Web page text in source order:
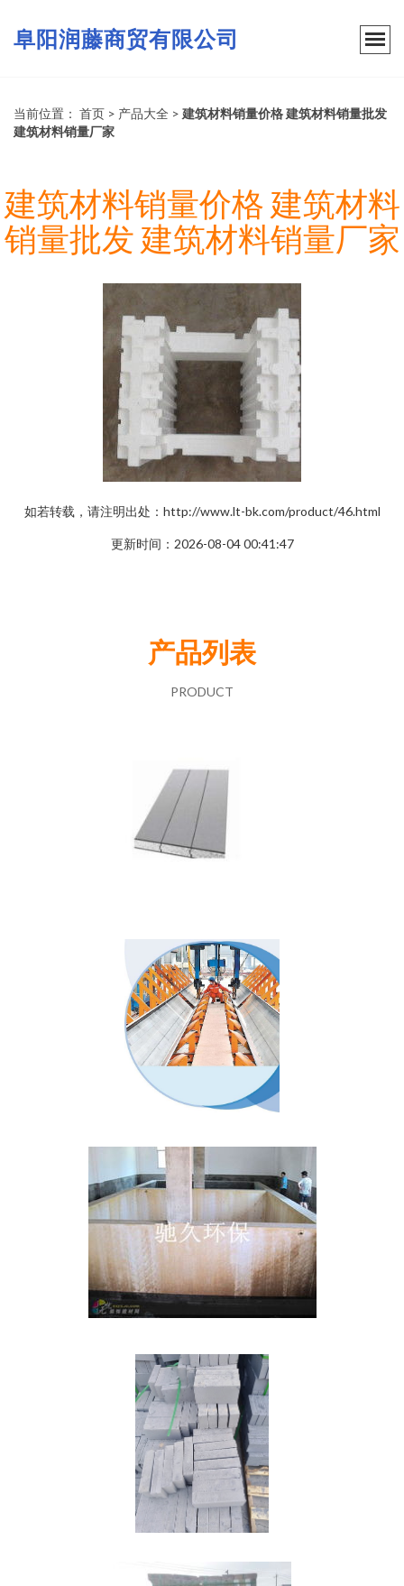
阜阳润藤商贸有限公司
当前位置： 首页 > 产品大全 > 建筑材料销量价格 建筑材料销量批发
建筑材料销量厂家
建筑材料销量价格 建筑材料
销量批发 建筑材料销量厂家
如若转载，请注明出处：http://www.lt-bk.com/product/46.html
更新时间：2026-08-04 00:41:47
产品列表
PRODUCT